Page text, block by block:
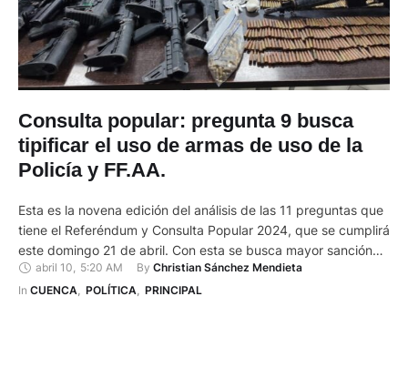
Consulta popular: pregunta 9 busca
tipificar el uso de armas de uso de la
Policía y FF.AA.
Esta es la novena edición del análisis de las 11 preguntas que
tiene el Referéndum y Consulta Popular 2024, que se cumplirá
este domingo 21 de abril. Con esta se busca mayor sanción
para porte de armas policiales y militares. La pregunta nueve
dice: ¿Está usted de acuerdo con que se tipifique el delito de
abril 10 5:20 AM By Christian Sánchez Mendieta
In CUENCA, POLÍTICA, PRINCIPAL